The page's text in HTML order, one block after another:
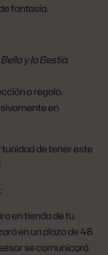
fantasía.
y la Bestia.
o regalo.
en
de tener este
en tienda de tu
en un plazo de 48
se comunicará